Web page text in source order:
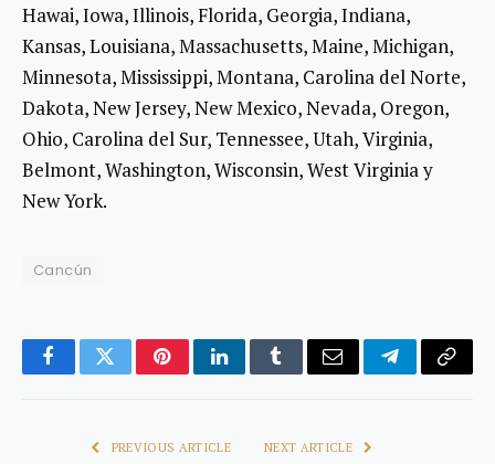
Hawai, Iowa, Illinois, Florida, Georgia, Indiana,
Kansas, Louisiana, Massachusetts, Maine, Michigan,
Minnesota, Mississippi, Montana, Carolina del Norte,
Dakota, New Jersey, New Mexico, Nevada, Oregon,
Ohio, Carolina del Sur, Tennessee, Utah, Virginia,
Belmont, Washington, Wisconsin, West Virginia y
New York.
Cancún
FacebookTwitterPinterestLinkedInTumblrEmail TelegramCopy
PREVIOUS ARTICLE NEXT ARTICLE